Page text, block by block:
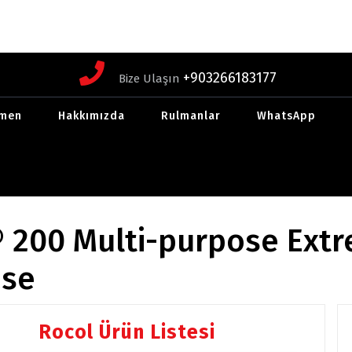
Bize Ulaşın +903266183177
Hakkımızda Rulmanlar WhatsApp
200 Multi-purpose
Rocol Ürün Listesi